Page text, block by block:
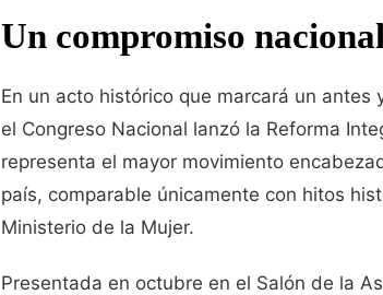
Un compromiso
En un acto histórico que marcará un
el Congreso Nacional lanzó la Reforma
representa el mayor movimiento
país, comparable únicamente con hitos
Ministerio de la Mujer.
Presentada en octubre en el Salón de la